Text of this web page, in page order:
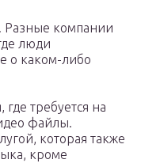
Разные компании
люди
о каком-либо
требуется на
файлы.
которая также
кроме